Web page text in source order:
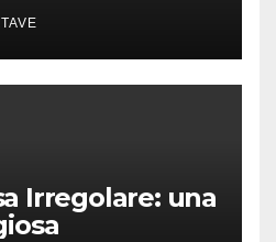
Irregolare: una